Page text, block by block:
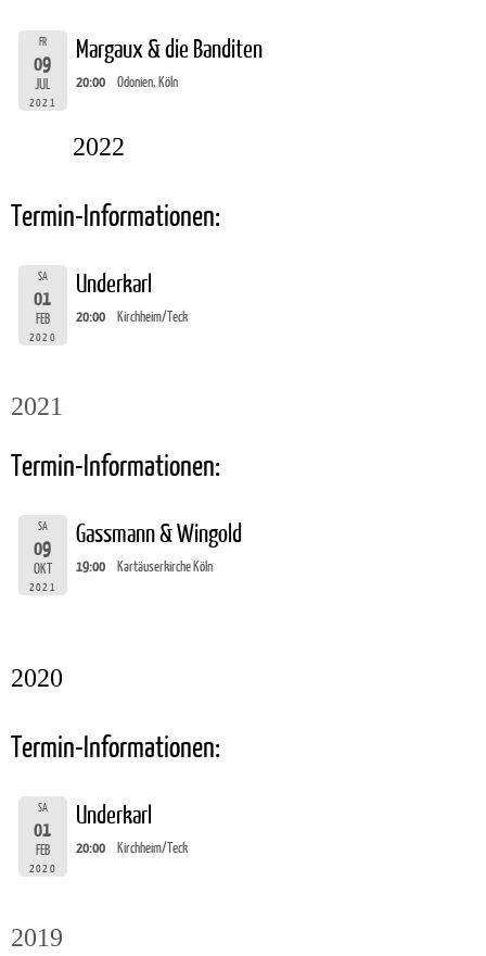
FR
09
JUL
2021
Margaux & die Banditen
20:00 Odonien, Köln
2022
Termin-Informationen:
SA
01
FEB
2020
Underkarl
20:00 Kirchheim/Teck
2021
Termin-Informationen:
SA
09
OKT
2021
Gassmann & Wingold
19:00 Kartäuserkirche Köln
2020
Termin-Informationen:
SA
01
FEB
2020
Underkarl
20:00 Kirchheim/Teck
2019